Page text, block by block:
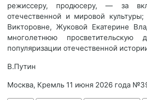
режиссеру, продюсеру, — за
отечественной и мировой
Викторовне, Жуковой Екатерине
многолетнюю просветительскую
популяризации отечественной
В.Путин
Москва, Кремль 11 июня 2026 года